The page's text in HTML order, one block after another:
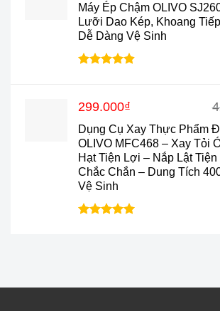
Máy Ép Chậm OLIVO
Lưỡi Dao Kép, Khoang
Dễ Dàng Vệ Sinh
là:
3.850.000₫.
tại
là:
2.890.000₫.
Dụng Cụ Xay Thực Phẩm
OLIVO MFC468 – Xay Tỏi
Hạt Tiện Lợi – Nắp Lật
Chắc Chắn – Dung Tích
Vệ Sinh
Giá
là:
428.000₫.
299.000₫
Giá
tại
là:
299.000₫.